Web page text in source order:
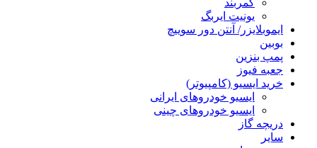
کمربند
یونیت ایربگ
ایموبلایزر/ آنتن دور سوییچ
بوبین
پمپ بنزین
جعبه فیوز
خرید ایسیو (کامپیوتر)
ایسیو خودروهای ایرانی
ایسیو خودروهای چینی
دریچه گاز
سایر